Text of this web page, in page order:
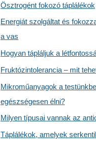
Ösztrogént fokozó táplálékok
Energiát szolgáltat és
a vas
Hogyan tápláljuk a
Fruktózintolerancia – mit
Mikroműanyagok a
egészségesen élni?
Milyen típusai vannak az
Táplálékok, amelyek